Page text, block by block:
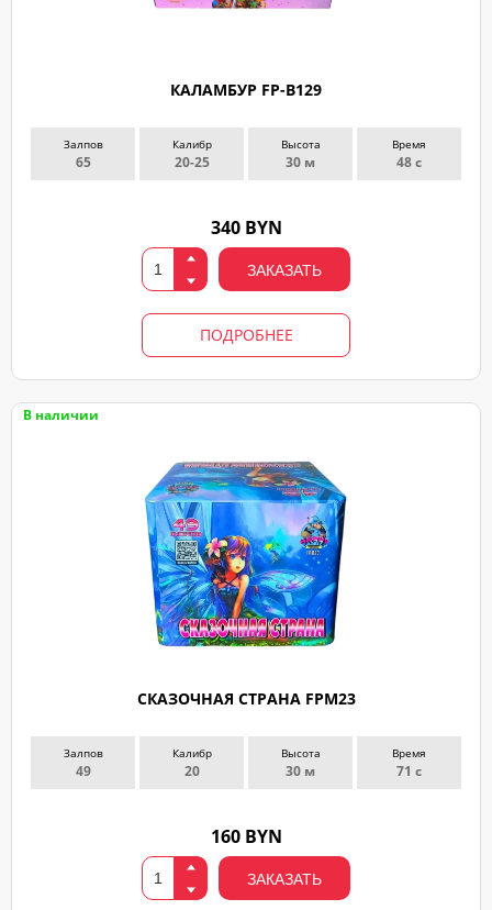
КАЛАМБУР FP-B129
Залпов
65
Калибр
20-25
Высота
30 м
Время
48 с
340 BYN
ЗАКАЗАТЬ
ПОДРОБНЕЕ
В наличии
СКАЗОЧНАЯ СТРАНА FPM23
Залпов
49
Калибр
20
Высота
30 м
Время
71 с
160 BYN
ЗАКАЗАТЬ